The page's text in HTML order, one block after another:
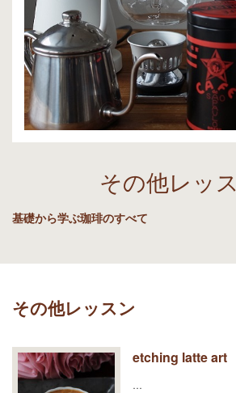
その他レッ
基礎から学ぶ珈琲のすべて
その他レッスン
etching latte art
…